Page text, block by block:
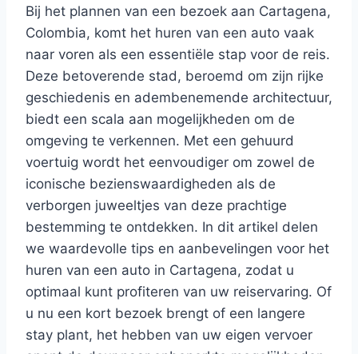
Bij het plannen van een bezoek aan Cartagena,
Colombia, komt het huren van een auto vaak
naar voren als een essentiële stap voor de reis.
Deze betoverende stad, beroemd om zijn rijke
geschiedenis en adembenemende architectuur,
biedt een scala aan mogelijkheden om de
omgeving te verkennen. Met een gehuurd
voertuig wordt het eenvoudiger om zowel de
iconische bezienswaardigheden als de
verborgen juweeltjes van deze prachtige
bestemming te ontdekken. In dit artikel delen
we waardevolle tips en aanbevelingen voor het
huren van een auto in Cartagena, zodat u
optimaal kunt profiteren van uw reiservaring. Of
u nu een kort bezoek brengt of een langere
stay plant, het hebben van uw eigen vervoer